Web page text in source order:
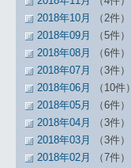
2018年10月
（2件）
2018年09月
（5件）
2018年08月
（6件）
2018年07月
（3件）
2018年06月
（10件）
2018年05月
（6件）
2018年04月
（3件）
2018年03月
（3件）
2018年02月
（7件）